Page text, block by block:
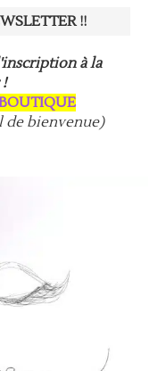
à la
de bienvenue)